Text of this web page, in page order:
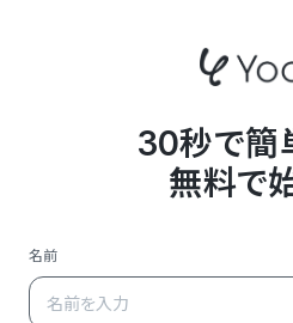
30秒で簡
無料で
名前